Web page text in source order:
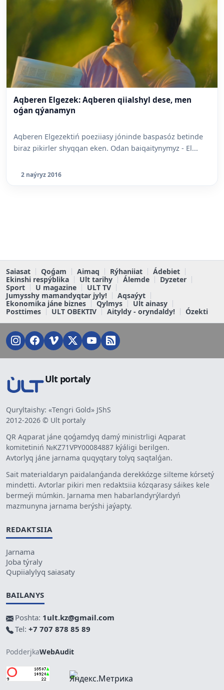
Aqberen Elgezek: Aqberen qiialshyl dese, men
oǵan qýanamyn
Aqberen Elgezektiń poeziiasy jóninde baspasóz betinde
biraz pikirler shyqqan eken. Odan baiqaitynymyz - El...
2 naýryz 2016
Saiasat Qoǵam Aimaq Rýhaniiat
Ádebiet
Ekinshi respýblika
Ult tarihy Álemde
Dyzeter
Sport
U magazine
ULT TV
Jumysshy mamandyqtar jyly!
Aqsaýyt
Ekonomika jáne biznes
Qylmys
Ult ainasy
Posttimes
ULT OBEKTIV Aityldy - oryndaldy! Ózekti
Ult portaly
Quryltaishy: «Tengri Gold» JShS
2012-2026 © Ult portaly
QR Aqparat jáne qoǵamdyq damý ministrligi Aqparat
komitetiniń №KZ71VPY00084887 kýáligi berilgen.
Avtorlyq jáne jarnama quqyqtary tolyq saqtalǵan.
Sait materialdaryn paidalanǵanda derekkózge silteme kórsetý
mindetti. Avtorlar pikiri men redaktsiia kózqarasy sáikes kele
bermeýi múmkin. Jarnama men habarlandyrýlardyń
mazmunyna jarnama berýshi jaýapty.
REDAKTSIIA
Jarnama
Joba týraly
Qupiialylyq saiasaty
BAILANYS
Poshta: 1ult.kz@gmail.com
Tel: +7 707 878 85 89
PodderjkaWebAudit